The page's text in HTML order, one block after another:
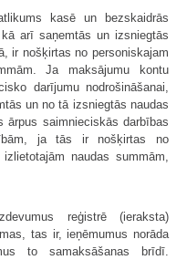
kasē un bezskaidrās
arī saņemtās un izsniegtās
ir nošķirtas no personiskajam
Ja maksājumu kontu
darījumu nodrošināšanai,
un no tā izsniegtās naudas
ārpus saimnieciskās darbības
ja tās ir nošķirtas no
naudas summām,
reģistrē (ieraksta)
tas ir, ieņēmumus norāda
to samaksāšanas brīdī.